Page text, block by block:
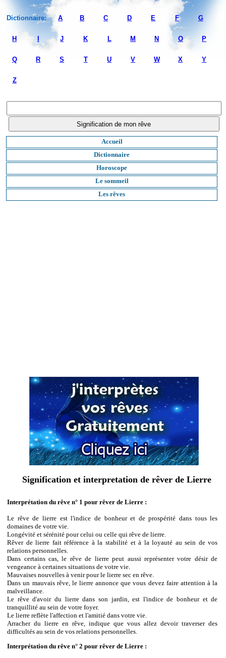
Dictionnaire: A B C D E F G
H J K L M N O P
Q R S T U V W X Y
Z
Accueil
Dictionnaire
Horoscope
Le sommeil
Les rêves
Signification et interpretation de rêver de Lierre
Interprétation du rêve n° 1 pour rêver de Lierre :
Le rêve de lierre est l'indice de bonheur et de prospérité dans tous les
domaines de votre vie.
Longévité et sérénité pour celui ou celle qui rêve de lierre.
Rêver de lierre fait référence à la stabilité et à la loyauté au sein de vos
relations personnelles.
Dans certains cas, le rêve de lierre peut aussi représenter votre désir de
vengeance à certaines situations de votre vie.
Mauvaises nouvelles à venir pour le lierre sec en rêve.
Dans un mauvais rêve, le lierre annonce que vous devez faire attention à la
malveillance.
Le rêve d'avoir du lierre dans son jardin, est l'indice de bonheur et de
tranquillité au sein de votre foyer.
Le lierre reflète l'affection et l'amitié dans votre vie.
Arracher du lierre en rêve, indique que vous allez devoir traverser des
difficultés au sein de vos relations personnelles.
Interprétation du rêve n° 2 pour rêver de Lierre :